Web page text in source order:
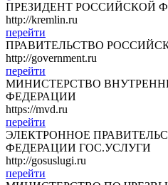
ПРЕЗИДЕНТ РОССИЙСКОЙ
http://kremlin.ru
перейти
ПРАВИТЕЛЬСТВО
http://government.ru
перейти
МИНИСТЕРСТВО
ФЕДЕРАЦИИ
https://mvd.ru
перейти
ЭЛЕКТРОННОЕ
ФЕДЕРАЦИИ ГОС.УСЛУГИ
http://gosuslugi.ru
перейти